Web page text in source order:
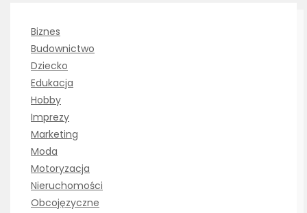
Biznes
Budownictwo
Dziecko
Edukacja
Hobby
Imprezy
Marketing
Moda
Motoryzacja
Nieruchomości
Obcojęzyczne